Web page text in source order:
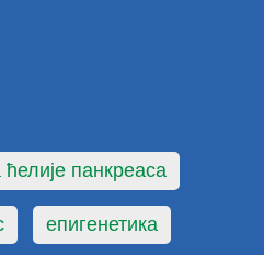
ћелије панкреаса
епигенетика